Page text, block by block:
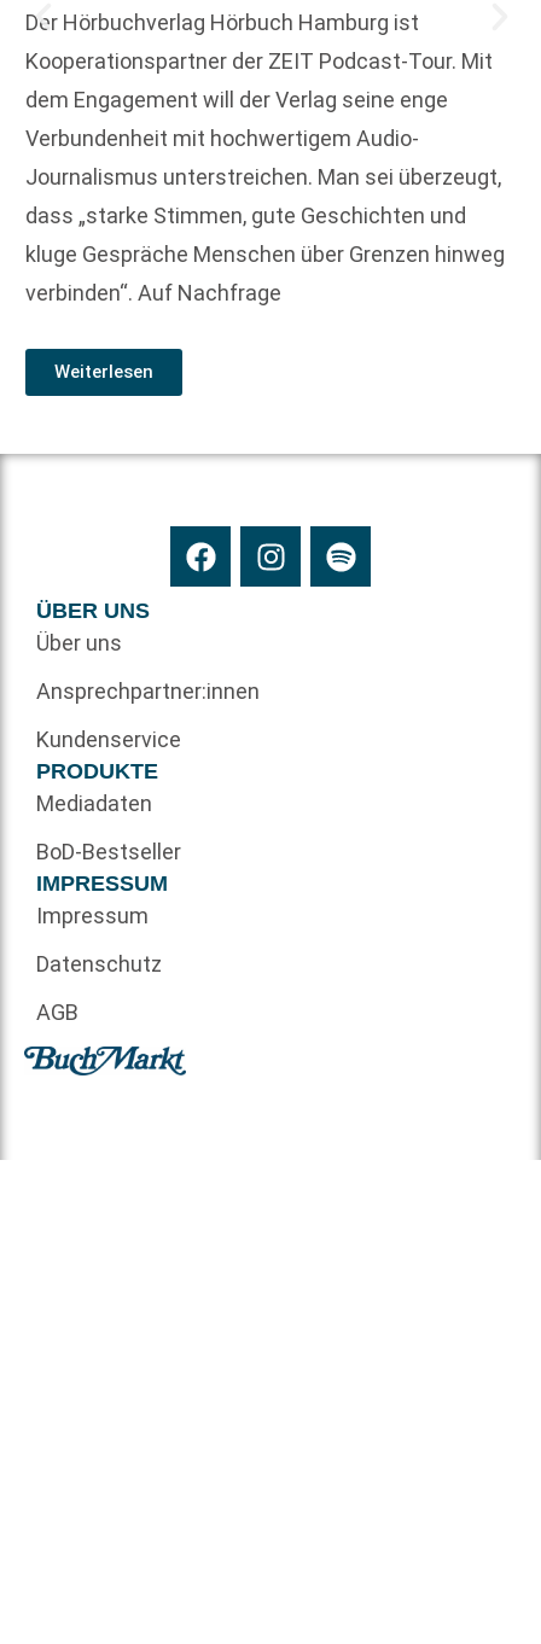
Der Hörbuchverlag Hörbuch Hamburg ist
Kooperationspartner der ZEIT Podcast-Tour. Mit
dem Engagement will der Verlag seine enge
Verbundenheit mit hochwertigem Audio-
Journalismus unterstreichen. Man sei überzeugt,
dass „starke Stimmen, gute Geschichten und
kluge Gespräche Menschen über Grenzen hinweg
verbinden“. Auf Nachfrage
Weiterlesen
ÜBER UNS
Über uns
Ansprechpartner:innen
Kundenservice
PRODUKTE
Mediadaten
BoD-Bestseller
IMPRESSUM
Impressum
Datenschutz
AGB